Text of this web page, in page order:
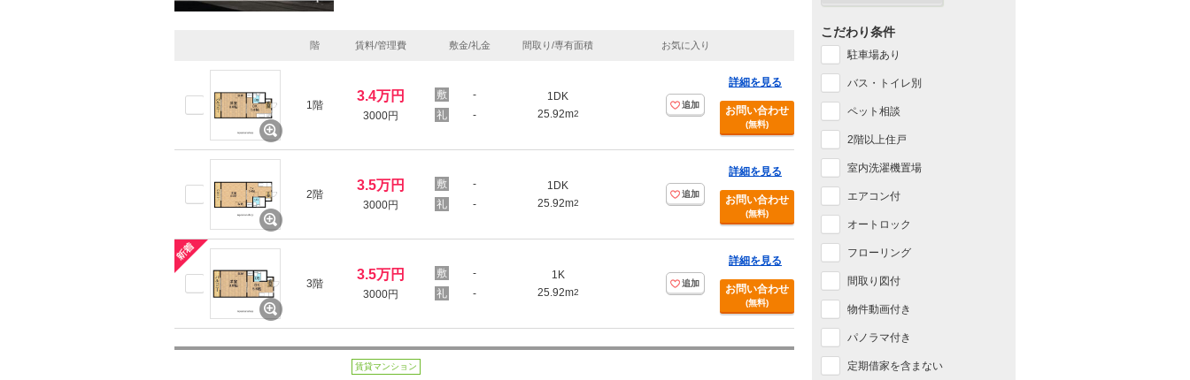
階 賃料/管理費 敷金/礼金 間取り/専有面積 お気に入り
1階
3.4万円
3000円
-
-
1DK
25.92m2
追加
詳細を見る
お問い合わせ
(無料)
2階
3.5万円
3000円
-
-
1DK
25.92m2
追加
詳細を見る
お問い合わせ
(無料)
3階
3.5万円
3000円
-
-
1K
25.92m2
追加
詳細を見る
お問い合わせ
(無料)
賃貸マンション
こだわり条件
駐車場あり
バス・トイレ別
ペット相談
2階以上住戸
室内洗濯機置場
エアコン付
オートロック
フローリング
間取り図付
物件動画付き
パノラマ付き
定期借家を含まない